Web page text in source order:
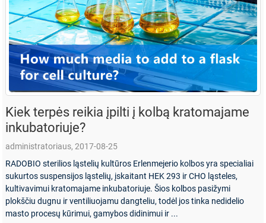
Kiek terpės reikia įpilti į kolbą kratomajame
inkubatoriuje?
administratoriaus, 2017-08-25
RADOBIO sterilios ląstelių kultūros Erlenmejerio kolbos yra specialiai
sukurtos suspensijos ląstelių, įskaitant HEK 293 ir CHO ląsteles,
kultivavimui kratomajame inkubatoriuje. Šios kolbos pasižymi
plokščiu dugnu ir ventiliuojamu dangteliu, todėl jos tinka nedidelio
masto procesų kūrimui, gamybos didinimui ir ...